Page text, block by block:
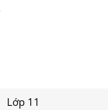
Lớp 11